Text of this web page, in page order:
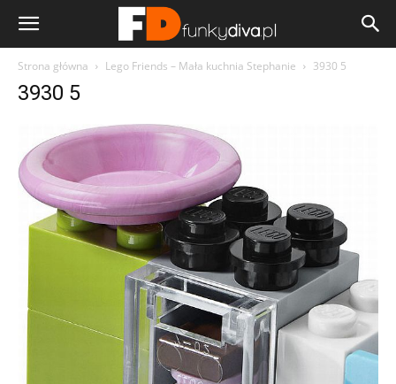
Strona główna Lego Friends – Mała kuchnia Stephanie 3930 5
3930 5